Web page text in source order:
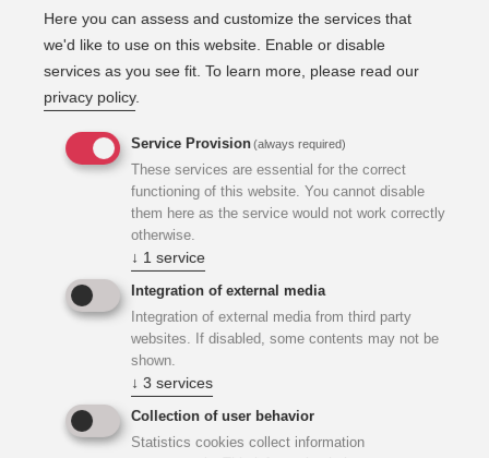
umfassend modernisiert und an die speziellen
Anforderungen einer Banknutzung angepasst. Im Fokus
standen dabei funktionale Raumlösungen,
Energieeffizienz
Infrastruktur. Die KWI war für die Planung und die
Fachbauaufsicht im Bereich TGA verantwortlich und stellte
damit die technische Qualität und Zukunftsfähigkeit der
neuen Filiale sicher.
Haustechnik
eine kontrollierte Raumlüftung eingebaut. Weiters wurde
der vorhandene Fernwärmeanschluss für die
Wärmeerzeugung verwendet. Die Wärmeabgabe erfolgt
über eine Heizdecke bzw. in den Nebenräumen mit
Radiatoren. Die Kühlung der Räumlichkeiten erfolgt über
eine VRF Anlage. Am Dach ist eine PV Anlage
vorgesehen.
Here you can assess and customize the services that
we'd like to use on this website. Enable or disable
services as you see fit. To learn more, please read our
privacy policy.
Service Provision(always required)
These services are essential for the correct
functioning of this website. You cannot disable
them here as the service would not work correctly
otherwise.
↓ 1 service
Integration of external media
Integration of external media from third party
websites. If disabled, some contents may not be
shown.
↓ 3 services
Collection of user behavior
Statistics cookies collect information